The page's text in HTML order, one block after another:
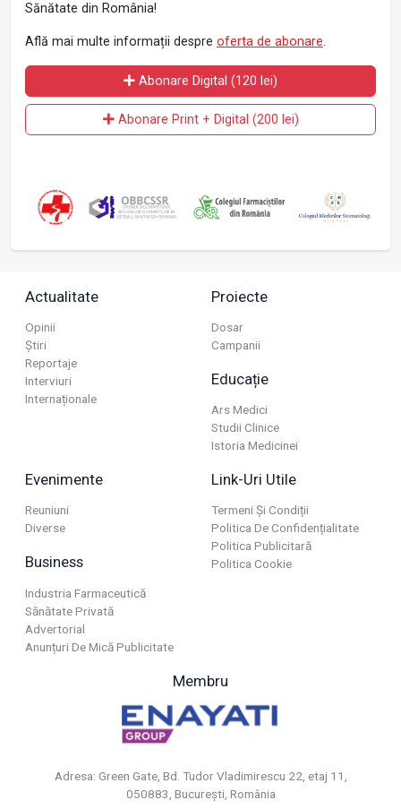
Sănătate din România!
Află mai multe informații despre oferta de abonare.
Abonare Digital (120 lei)
Abonare Print + Digital (200 lei)
Actualitate
Opinii
Știri
Reportaje
Interviuri
Internaționale
Proiecte
Dosar
Campanii
Educație
Ars Medici
Studii Clinice
Istoria Medicinei
Evenimente
Reuniuni
Diverse
Business
Industria Farmaceutică
Sănătate Privată
Advertorial
Anunțuri De Mică Publicitate
Link-Uri Utile
Termeni Și Condiții
Politica De Confidențialitate
Politica Publicitară
Politica Cookie
Membru
Adresa: Green Gate, Bd. Tudor Vladimirescu 22, etaj 11,
050883, Bucureşti, România